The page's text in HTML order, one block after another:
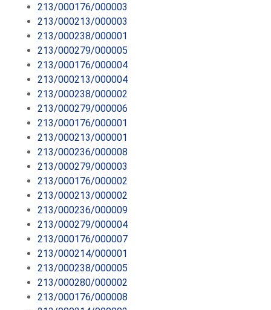
213/000176/000003
213/000213/000003
213/000238/000001
213/000279/000005
213/000176/000004
213/000213/000004
213/000238/000002
213/000279/000006
213/000176/000001
213/000213/000001
213/000236/000008
213/000279/000003
213/000176/000002
213/000213/000002
213/000236/000009
213/000279/000004
213/000176/000007
213/000214/000001
213/000238/000005
213/000280/000002
213/000176/000008